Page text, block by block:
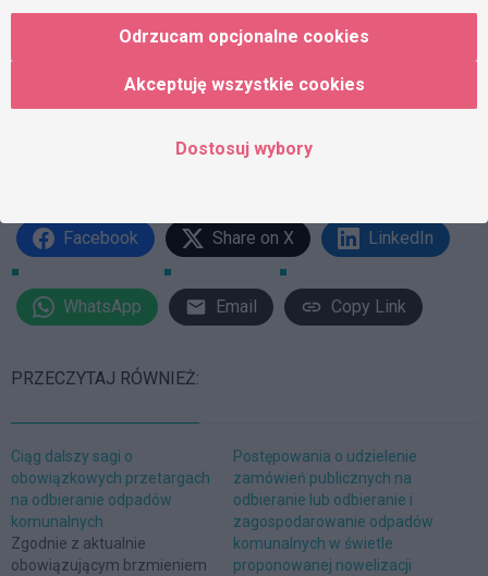
Brak podziału na sektory nie wyłącza zatem możliwości
w tym geograficzne. Nie ma bowiem takiego zakazu
ani tym bardziej w PZP.
Facebook Share on X LinkedIn
WhatsApp Email Copy Link
PRZECZYTAJ RÓWNIEŻ:
Ciąg dalszy sagi o
obowiązkowych przetargach
na odbieranie odpadów
komunalnych
Zgodnie z aktualnie
obowiązującym brzmieniem
Postępowania o udzielenie
zamówień publicznych na
odbieranie lub odbieranie i
zagospodarowanie odpadów
komunalnych w świetle
proponowanej nowelizacji
Odrzucam opcjonalne cookies
Akceptuję wszystkie cookies
Dostosuj wybory